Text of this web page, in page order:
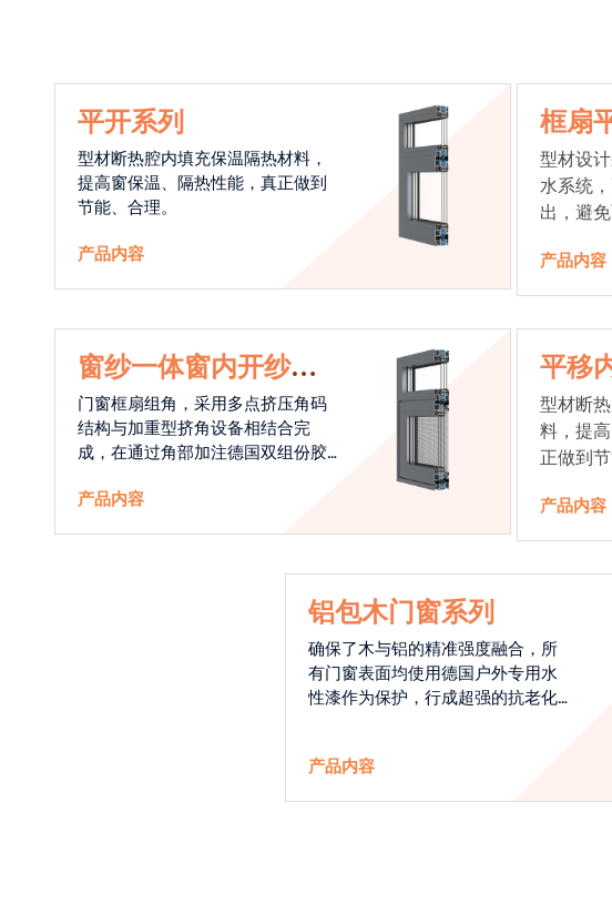
平开系列
型材断热腔内填充保温隔热材料，
提高窗保温、隔热性能，真正做到
节能、合理。
产品内容
框扇
型材设
水系统
出，避
产品内容
窗纱一体窗内开纱外
开系统
门窗框扇组角，采用多点挤压角码
结构与加重型挤角设备相结合完
成，在通过角部加注德国双组份胶
强度，促使窗使用寿命提升5-10
产品内容
平移
统
型材断
料，提
正做到
产品内容
铝包木门窗系列
确保了木与铝的精准强度融合，所
有门窗表面均使用德国户外专用水
性漆作为保护，行成超强的抗老化
产品内容